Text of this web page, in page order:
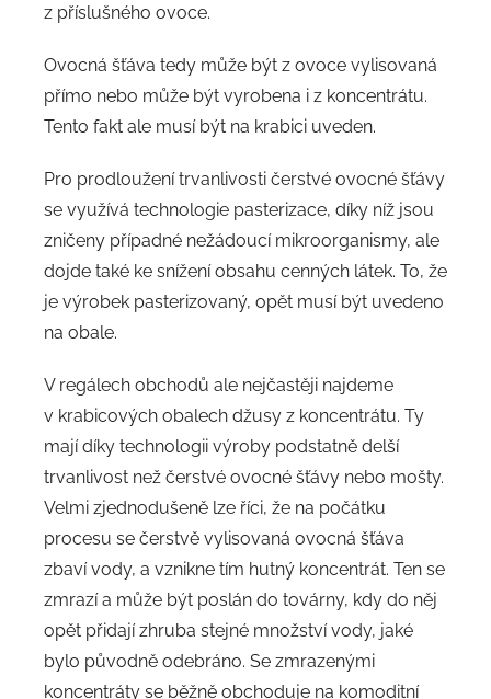
z příslušného ovoce.
Ovocná šťáva tedy může být z ovoce vylisovaná
přímo nebo může být vyrobena i z koncentrátu.
Tento fakt ale musí být na krabici uveden.
Pro prodloužení trvanlivosti čerstvé ovocné šťávy
se využívá technologie pasterizace, díky níž jsou
zničeny případné nežádoucí mikroorganismy, ale
dojde také ke snížení obsahu cenných látek. To, že
je výrobek pasterizovaný, opět musí být uvedeno
na obale.
V regálech obchodů ale nejčastěji najdeme
v krabicových obalech džusy z koncentrátu. Ty
mají díky technologii výroby podstatně delší
trvanlivost než čerstvé ovocné šťávy nebo mošty.
Velmi zjednodušeně lze říci, že na počátku
procesu se čerstvě vylisovaná ovocná šťáva
zbaví vody, a vznikne tím hutný koncentrát. Ten se
zmrazí a může být poslán do továrny, kdy do něj
opět přidají zhruba stejné množství vody, jaké
bylo původně odebráno. Se zmrazenými
koncentráty se běžně obchoduje na komoditní